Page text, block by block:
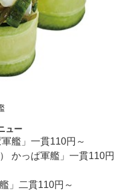
ュー
艦」一貫110円～
かっぱ軍艦」一貫110円
」二貫110円～